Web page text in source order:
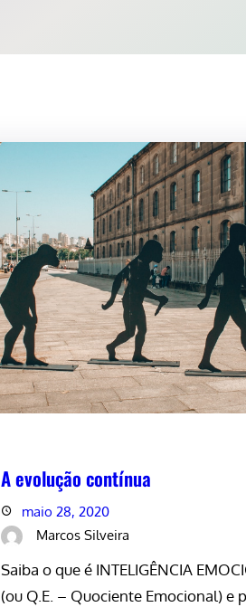
A evolução contínua
maio 28, 2020
Marcos Silveira
Saiba o que é INTELIGÊNCIA
(ou Q.E. – Quociente Emocional) e